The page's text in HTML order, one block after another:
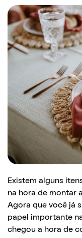
Existem alguns
na hora de montar
Agora que você já
papel importante
chegou a hora de